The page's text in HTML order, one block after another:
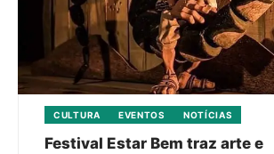
CULTURA EVENTOS NOTÍCIAS
Festival Estar Bem traz arte e